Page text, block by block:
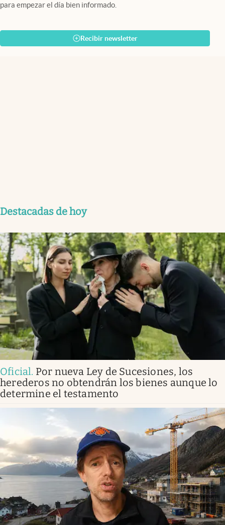
para empezar el día bien informado.
Recibir newsletter
Destacadas de hoy
Oficial. Por nueva Ley de Sucesiones, los
herederos no obtendrán los bienes aunque lo
determine el testamento